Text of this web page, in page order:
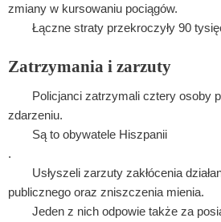
zmiany w kursowaniu pociągów.
Łączne straty przekroczyły 90
Zatrzymania i zarzuty
Policjanci zatrzymali cztery osoby
zdarzeniu.
Są to obywatele Hiszpanii
.
Usłyszeli zarzuty zakłócenia
publicznego oraz zniszczenia mienia.
Jeden z nich odpowie także za